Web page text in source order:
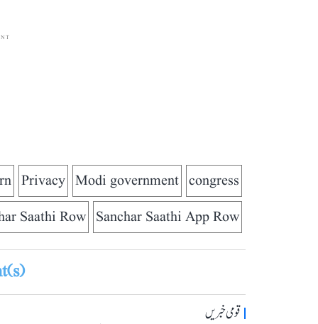
congress
Modi government
Privacy
Sanchar Saathi App Row
Saathi Row
قومی خبریں